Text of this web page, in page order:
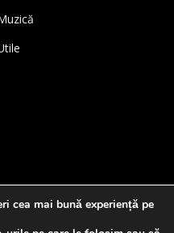
cea mai bună experiență pe